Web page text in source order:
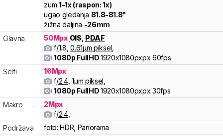
zum1-1x (raspon:1x)
ugao gledanja 81.8-81.8°
žižna daljina -26mm
Glavna
50Mpx OIS PDAF
f/1.8 0.61µm piksel
1080p FullHD1920x1080pxpx60fps
Selfi
16Mpx
f/2.4, 1µm piksel
1080p FullHD1920x1080pxpx30fps
Makro
2Mpx
f/2.4,
Podržava
foto: HDR, Panorama